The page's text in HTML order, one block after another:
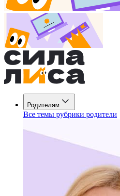
Родителям
Все темы рубрики родители